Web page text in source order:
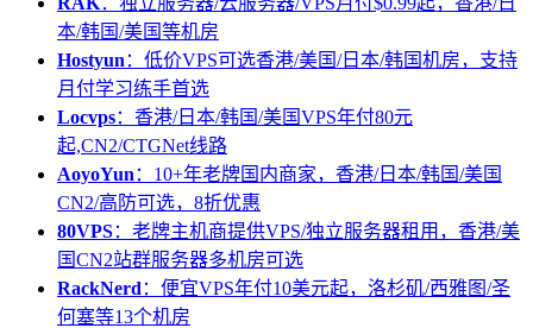
本/韩国/美国等机房
Hostyun ：低价VPS可选香港/美国/日本/韩国机房，支持
月付学习练手首选
Locvps：香港/日本/韩国/美国VPS年付80元
起,CN2/CTGNet线路
AoyoYun ：10+年老牌国内商家，香港/日本/韩国/美国
CN2/高防可选，8折优惠
80VPS：老牌主机商提供VPS/独立服务器租用，香港/美
国CN2站群服务器多机房可选
RackNerd ：便宜VPS年付10美元起，洛杉矶/西雅图/圣
何塞等13个机房